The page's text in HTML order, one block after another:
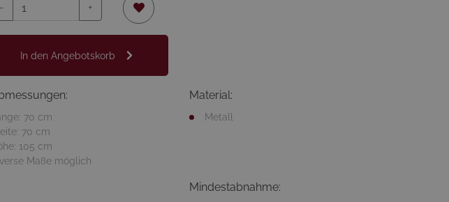
- +
In den Angebotskorb
70 cm
70 cm
105 cm
Maße möglich
Material:
Metall
Mindestabnahme: